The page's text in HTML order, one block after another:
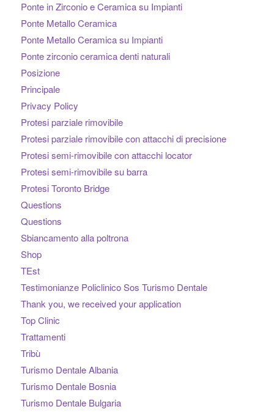
Ponte in Zirconio e Ceramica su Impianti
Ponte Metallo Ceramica
Ponte Metallo Ceramica su Impianti
Ponte zirconio ceramica denti naturali
Posizione
Principale
Privacy Policy
Protesi parziale rimovibile
Protesi parziale rimovibile con attacchi di precisione
Protesi semi-rimovibile con attacchi locator
Protesi semi-rimovibile su barra
Protesi Toronto Bridge
Questions
Questions
Sbiancamento alla poltrona
Shop
TEst
Testimonianze Policlinico Sos Turismo Dentale
Thank you, we received your application
Top Clinic
Trattamenti
Tribù
Turismo Dentale Albania
Turismo Dentale Bosnia
Turismo Dentale Bulgaria